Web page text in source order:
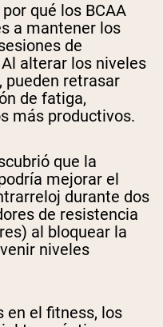
qué los BCAA
a mantener los
de
alterar los niveles
pueden retrasar
de fatiga,
más productivos.
que la
mejorar el
durante dos
de resistencia
al bloquear la
niveles
en el fitness, los